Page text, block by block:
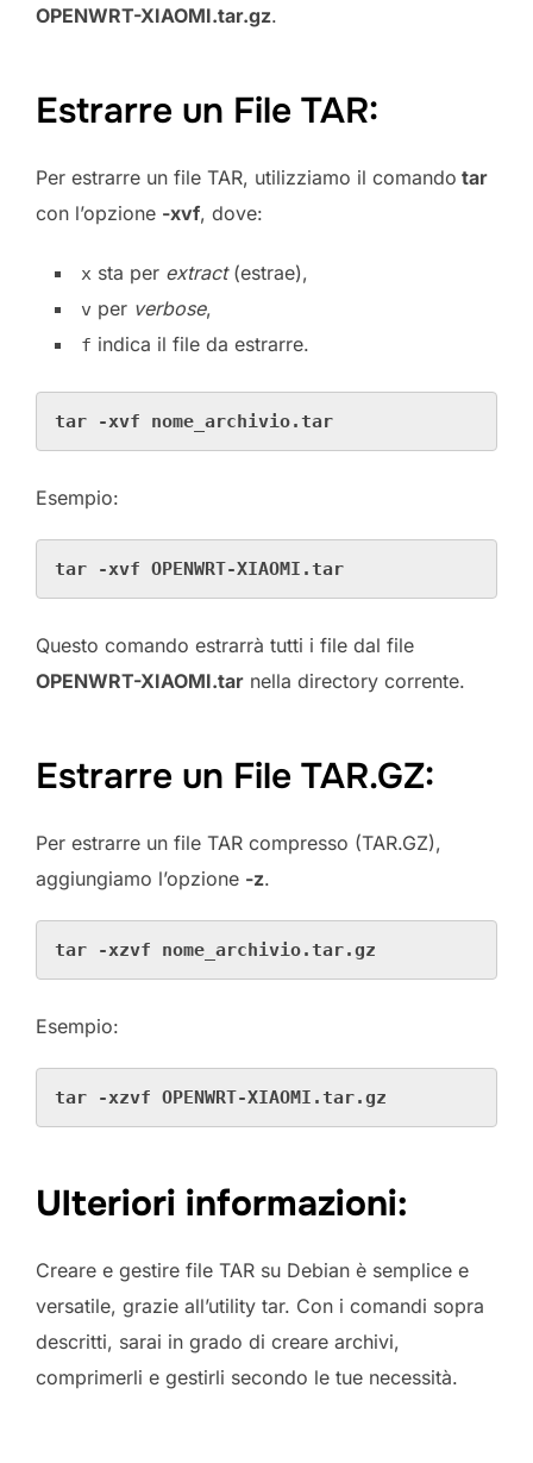
OPENWRT-XIAOMI.tar.gz.
Estrarre un File TAR:
Per estrarre un file TAR, utilizziamo il comando tar
con l’opzione -xvf, dove:
x sta per extract(estrae),
v per verbose,
f indica il file da estrarre.
tar -xvf nome_archivio.tar
Esempio:
tar -xvf OPENWRT-XIAOMI.tar
Questo comando estrarrà tutti i file dal file
OPENWRT-XIAOMI.tar nella directory corrente.
Estrarre un File TAR.GZ:
Per estrarre un file TAR compresso (TAR.GZ),
aggiungiamo l’opzione -z.
tar -xzvf nome_archivio.tar.gz
Esempio:
tar -xzvf OPENWRT-XIAOMI.tar.gz
Ulteriori informazioni:
Creare e gestire file TAR su Debian è semplice e
versatile, grazie all’utility tar. Con i comandi sopra
descritti, sarai in grado di creare archivi,
comprimerli e gestirli secondo le tue necessità.